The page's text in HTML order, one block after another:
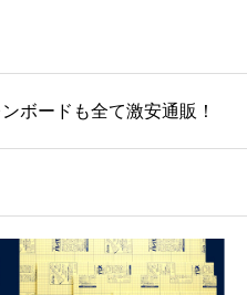
ボードも全て激安通販！